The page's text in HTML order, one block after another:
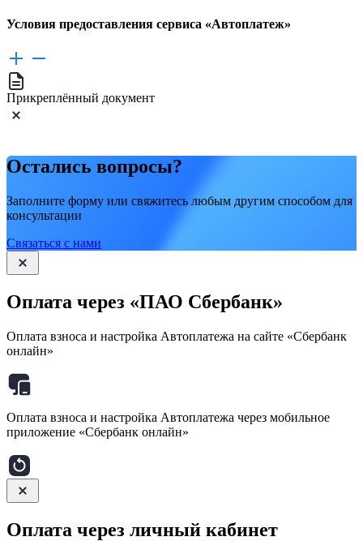
Условия предоставления сервиса «Автоплатеж»
Прикреплённый документ
Остались вопросы?
Заполните форму или свяжитесь любым другим способом для
консультации
Связаться с нами
Оплата через «ПАО Сбербанк»
Оплата взноса и настройка Автоплатежа на сайте «Сбербанк
онлайн»
Оплата взноса и настройка Автоплатежа через мобильное
приложение «Сбербанк онлайн»
Оплата через личный кабинет